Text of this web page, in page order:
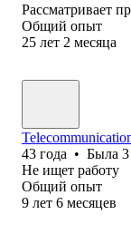
Рассматривает
Общий опыт
25 лет 2 месяца
43 года • Была
Не ищет работу
Общий опыт
9 лет 6 месяцев